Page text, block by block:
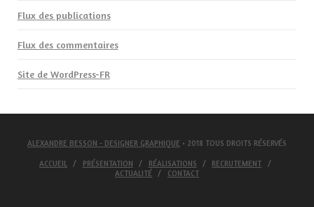
Flux des publications
Flux des commentaires
Site de WordPress-FR
ALEXANDRE BESSON - DESIGNER GRAPHIQUE • 2018 TOUS DROITS RÉSERVÉS
ACCUEIL PRÉSENTATION RÉALISATIONS
RECRUTEMENT
ACTUALITÉ
CONTACT